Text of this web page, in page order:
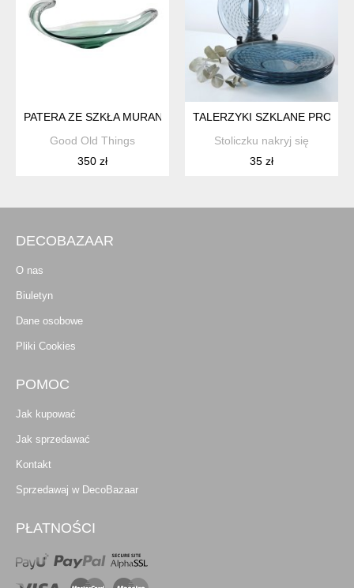
PATERA ZE SZKŁA MURANO, WŁOCHY, LATA 60. | RĘCZNIE
Good Old Things
350 zł
TALERZYKI SZKLANE PROJ.
Stoliczku nakryj się
35 zł
DECOBAZAAR
O nas
Biuletyn
Dane osobowe
Pliki Cookies
POMOC
Jak kupować
Jak sprzedawać
Kontakt
Sprzedawaj w DecoBazaar
PŁATNOŚCI